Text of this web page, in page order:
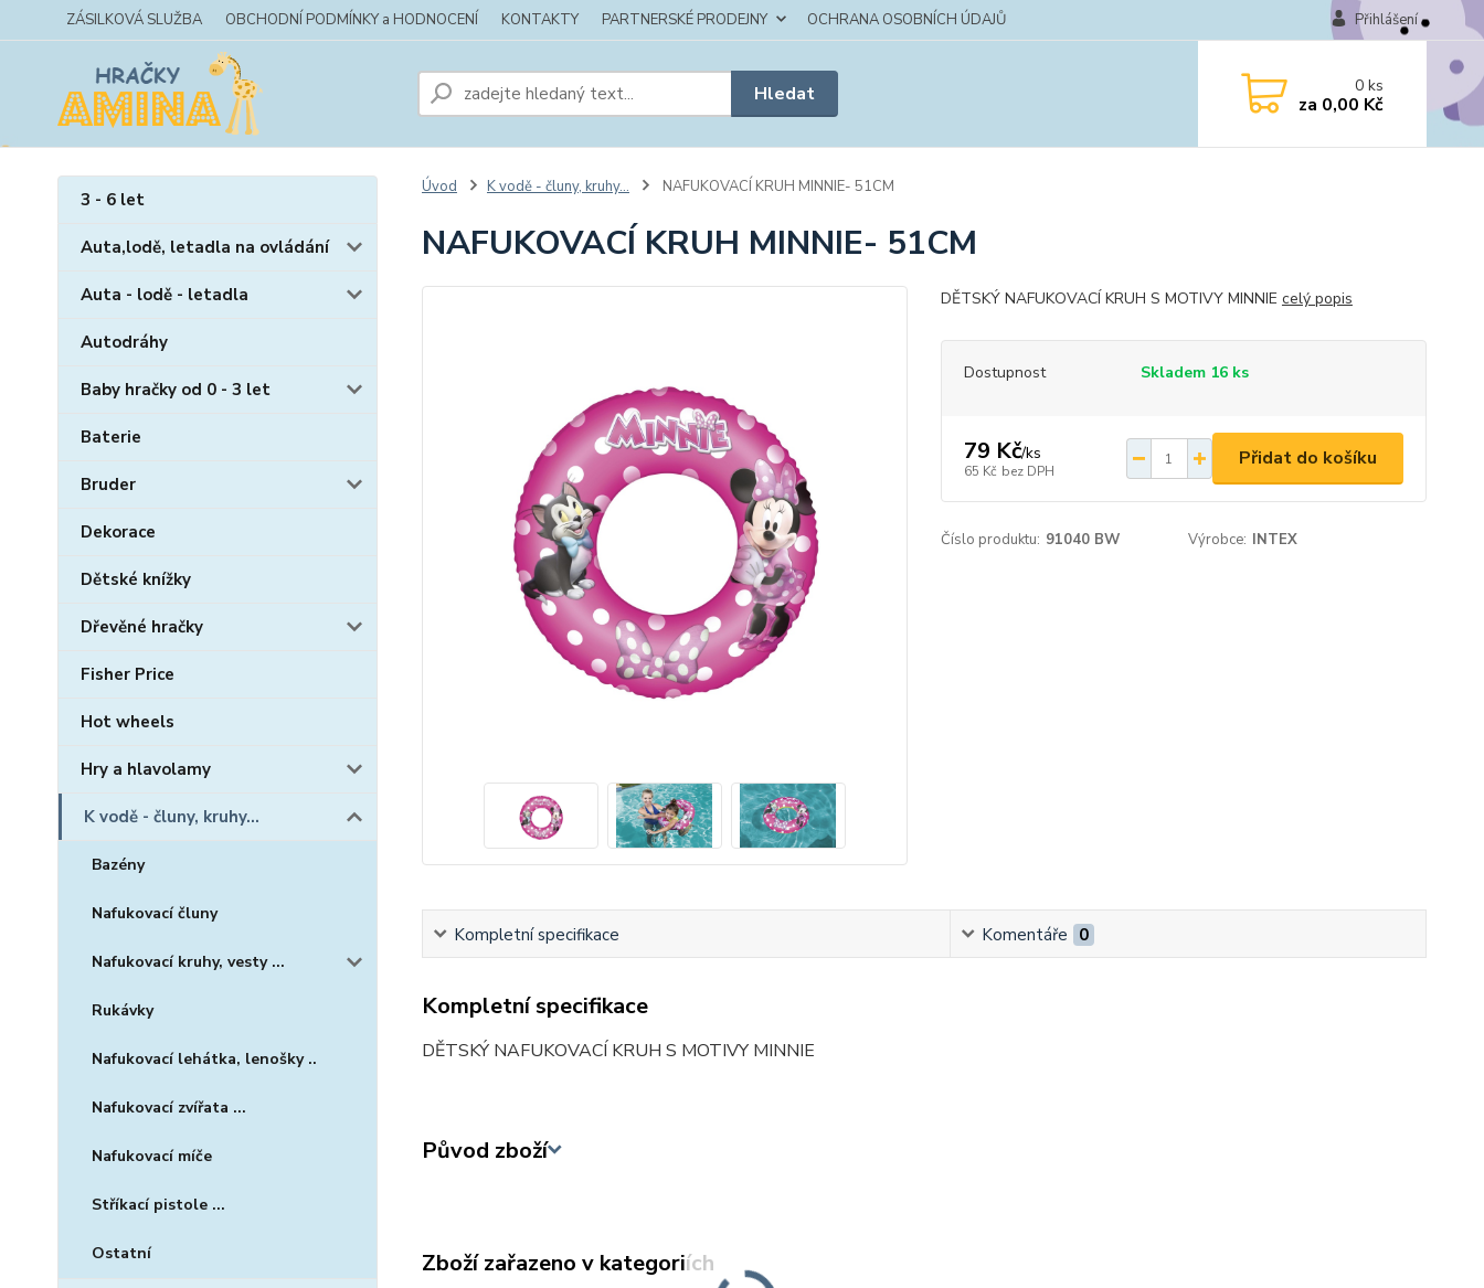
ZÁSILKOVÁ SLUŽBA OBCHODNÍ PODMÍNKY a HODNOCENÍ KONTAKTY PARTNERSKÉ PRODEJNY OCHRANA OSOBNÍCH ÚDAJŮ Přihlášení
Hledat 0ks
za 0,00 Kč
3 - 6 let
Auta,lodě, letadla na ovládání
Auta - lodě - letadla
Autodráhy
Baby hračky od 0 - 3 let
Baterie
Bruder
Dekorace
Dětské knížky
Dřevěné hračky
Fisher Price
Hot wheels
Hry a hlavolamy
K vodě - čluny, kruhy...
Bazény
Nafukovací čluny
Nafukovací kruhy, vesty ...
Rukávky
Nafukovací lehátka, lenošky ..
Nafukovací zvířata ...
Nafukovací míče
Stříkací pistole ...
Ostatní
Úvod K vodě - čluny, kruhy... NAFUKOVACÍ KRUH MINNIE- 51CM
NAFUKOVACÍ KRUH MINNIE- 51CM
DĚTSKÝ NAFUKOVACÍ KRUH S MOTIVY MINNIE celý popis
Dostupnost Skladem 16 ks
79 Kč/ks
65 Kč bez DPH
Přidat do košíku
Číslo produktu: 91040 BW Výrobce: INTEX
Kompletní specifikace Komentáře 0
Kompletní specifikace
DĚTSKÝ NAFUKOVACÍ KRUH S MOTIVY MINNIE
Původ zboží
Zboží zařazeno v kategoriích